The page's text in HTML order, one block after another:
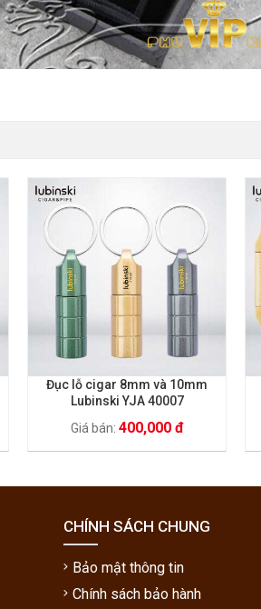
Đục lỗ cigar 8mm và 10mm
Lubinski YJA 40007
Giá bán: 400,000 đ
CHÍNH SÁCH CHUNG
Bảo mật thông tin
Chính sách bảo hành